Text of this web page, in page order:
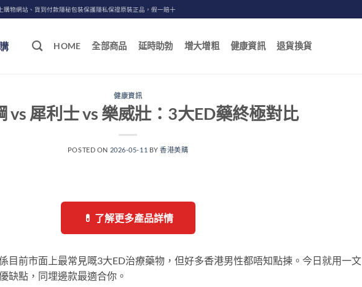
購物網站、貨到付款隱秘包裝保護隱私保證原裝正品，假一賠十
HOME 全部商品 延時助勃 增大增粗 健康資訊 退貨換貨
健康資訊
vs 犀利士 vs 樂威壯：3大ED藥終極對比
POSTED ON 2026-05-11 BY香港美購
💊 了解更多產品詳情
目前市面上最常見嘅3大ED治療藥物，但好多香港男性都唔知點揀。今日就用一文
缺點，同埋邊款最適合你。